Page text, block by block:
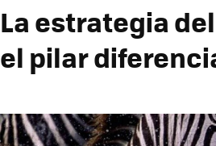
La estrategia
el pilar